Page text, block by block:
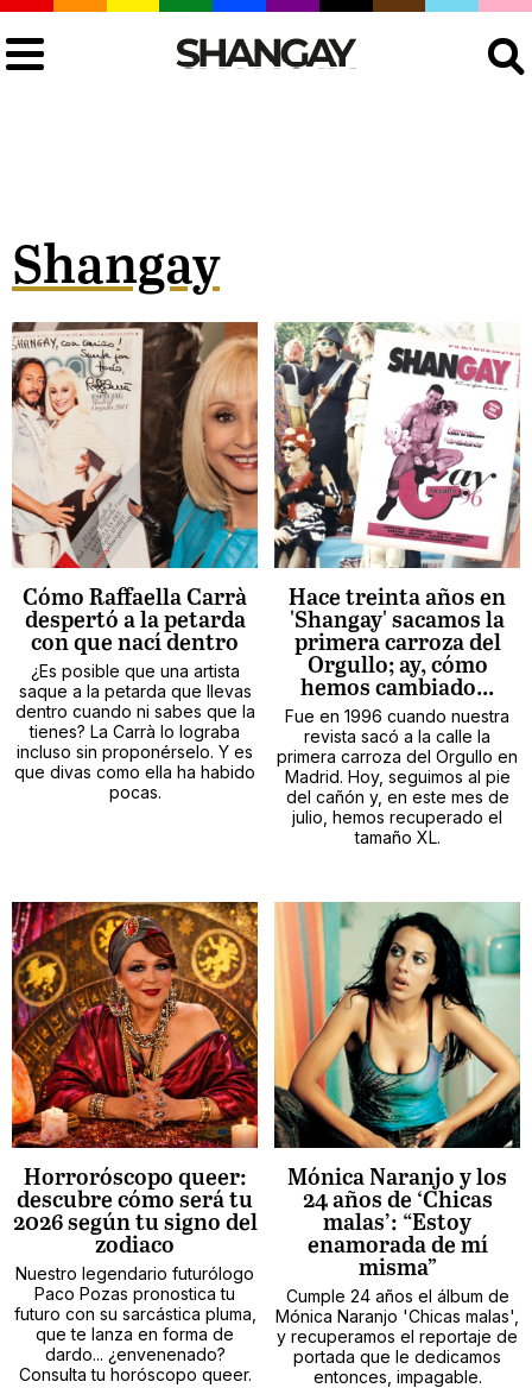
Shangay
Cómo Raffaella Carrà
despertó a la petarda
con que nací dentro
¿Es posible que una artista
saque a la petarda que llevas
dentro cuando ni sabes que la
tienes? La Carrà lo lograba
incluso sin proponérselo. Y es
que divas como ella ha habido
pocas.
Hace treinta años en
'Shangay' sacamos la
primera carroza del
Orgullo; ay, cómo
hemos cambiado...
Fue en 1996 cuando nuestra
revista sacó a la calle la
primera carroza del Orgullo en
Madrid. Hoy, seguimos al pie
del cañón y, en este mes de
julio, hemos recuperado el
tamaño XL.
Horroróscopo queer:
descubre cómo será tu
2026 según tu signo del
zodiaco
Nuestro legendario futurólogo
Paco Pozas pronostica tu
futuro con su sarcástica pluma,
que te lanza en forma de
dardo... ¿envenenado?
Consulta tu horóscopo queer.
Mónica Naranjo y los
24 años de ‘Chicas
malas’: “Estoy
enamorada de mí
misma”
Cumple 24 años el álbum de
Mónica Naranjo 'Chicas malas',
y recuperamos el reportaje de
portada que le dedicamos
entonces, impagable.